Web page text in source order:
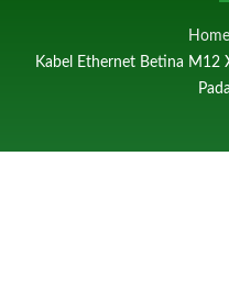
Untuk
Q3
Antena
Dan
Home
Kabel Ethernet Betina M12